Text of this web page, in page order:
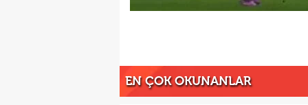
EN ÇOK OKUNANLAR